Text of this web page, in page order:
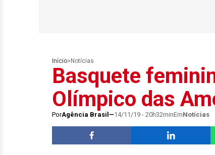
Início> Notícias
Basquete
Olímpico das
PorAgência Brasil 14/11/19 - 20h32minEmNotícias